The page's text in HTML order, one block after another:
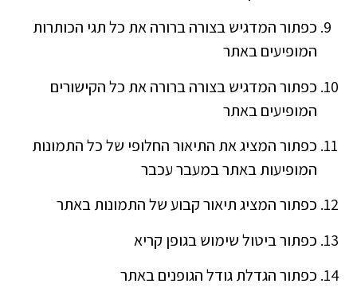
כפתור המדגיש בצורה ברורה את כל תגי הכותרות
המופיעים באתר
כפתור המדגיש בצורה ברורה את כל הקישורים
המופיעים באתר
כפתור המציג את התיאור החלופי של כל התמונות
המופיעות באתר במעבר עכבר
כפתור המציג תיאור קבוע של התמונות באתר
כפתור ביטול שימוש בגופן קריא
כפתור הגדלת גודל הגופנים באתר